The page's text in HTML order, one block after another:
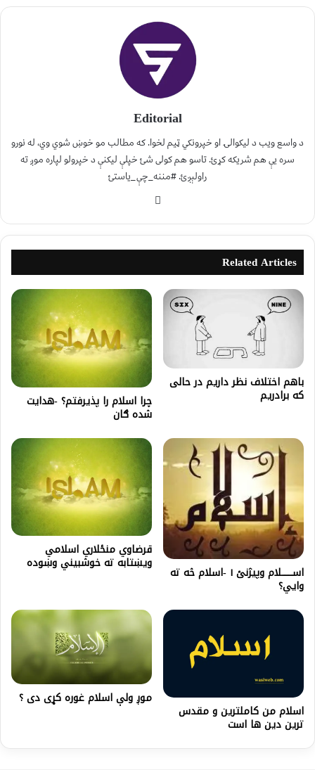
Editorial
د واسع ویب د لیکوالۍ او خپرونکي ټیم لخوا. که مطالب مو خوښ شوي وي، له نورو
سره یې هم شریکه کړئ. تاسو هم کولی شئ خپلې لیکنې د خپرولو لپاره موږ ته
راولېږئ. #مننه_چې_یاستئ
Related Articles
باهم اختلاف نظر داریم در حالی
که برادریم چرا اسلام را پذيرفتم؟ -هدایت
شده ګان
اســــــــلام وپيژنئ ۱ -اسلام څه ته
وايي؟
قرضاوي منځلاري اسلامي
ويښتابه ته خوشبيني وښوده
اسلام من کاملترین و مقدس
ترین دین ها است
موږ ولې اسلام غوره کړی دی ؟